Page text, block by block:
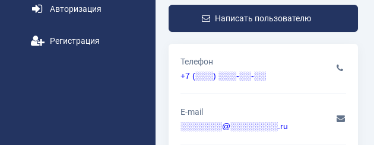
Авторизация
Регистрация
Написать пользователю
Телефон
+7 (░░░) ░░░-░░-░░
E-mail
░░░░░░░@░░░░░░░░.ru